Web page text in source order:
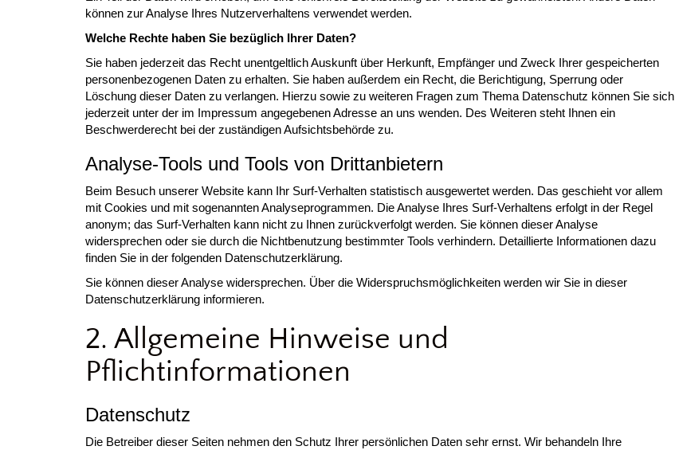
können zur Analyse Ihres Nutzerverhaltens verwendet werden.
Welche Rechte haben Sie bezüglich Ihrer Daten?
Sie haben jederzeit das Recht unentgeltlich Auskunft über Herkunft, Empfänger und Zweck Ihrer gespeicherten
personenbezogenen Daten zu erhalten. Sie haben außerdem ein Recht, die Berichtigung, Sperrung oder
Löschung dieser Daten zu verlangen. Hierzu sowie zu weiteren Fragen zum Thema Datenschutz können Sie sich
jederzeit unter der im Impressum angegebenen Adresse an uns wenden. Des Weiteren steht Ihnen ein
Beschwerderecht bei der zuständigen Aufsichtsbehörde zu.
Analyse-Tools und Tools von Drittanbietern
Beim Besuch unserer Website kann Ihr Surf-Verhalten statistisch ausgewertet werden. Das geschieht vor allem
mit Cookies und mit sogenannten Analyseprogrammen. Die Analyse Ihres Surf-Verhaltens erfolgt in der Regel
anonym; das Surf-Verhalten kann nicht zu Ihnen zurückverfolgt werden. Sie können dieser Analyse
widersprechen oder sie durch die Nichtbenutzung bestimmter Tools verhindern. Detaillierte Informationen dazu
finden Sie in der folgenden Datenschutzerklärung.
Sie können dieser Analyse widersprechen. Über die Widerspruchsmöglichkeiten werden wir Sie in dieser
Datenschutzerklärung informieren.
2. Allgemeine Hinweise und
Pflichtinformationen
Datenschutz
Die Betreiber dieser Seiten nehmen den Schutz Ihrer persönlichen Daten sehr ernst. Wir behandeln Ihre